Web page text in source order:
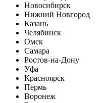
Новосибирск
Нижний Новгород
Казань
Челябинск
Омск
Самара
Ростов-на-Дону
Уфа
Красноярск
Пермь
Воронеж